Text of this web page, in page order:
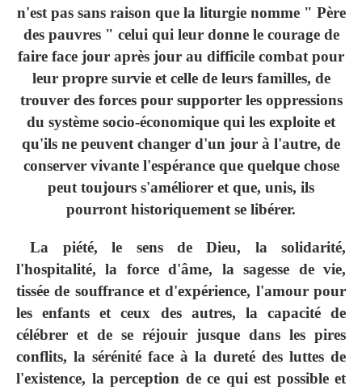
n'est pas sans raison que la liturgie nomme " Père
des pauvres " celui qui leur donne le courage de
faire face jour après jour au difficile combat pour
leur propre survie et celle de leurs familles, de
trouver des forces pour supporter les oppressions
du système socio-économique qui les exploite et
qu'ils ne peuvent changer d'un jour à l'autre, de
conserver vivante l'espérance que quelque chose
peut toujours s'améliorer et que, unis, ils
pourront historiquement se libérer.
La piété, le sens de Dieu, la solidarité,
l'hospitalité, la force d'âme, la sagesse de vie,
tissée de souffrance et d'expérience, l'amour pour
les enfants et ceux des autres, la capacité de
célébrer et de se réjouir jusque dans les pires
conflits, la sérénité face à la dureté des luttes de
l'existence, la perception de ce qui est possible et